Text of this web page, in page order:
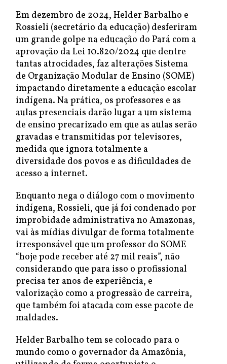
Em dezembro de 2024, Helder Barbalho e
Rossieli (secretário da educação) desferiram
um grande golpe na educação do Pará com a
aprovação da Lei 10.820/2024 que dentre
tantas atrocidades, faz alterações Sistema
de Organização Modular de Ensino (SOME)
impactando diretamente a educação escolar
indígena. Na prática, os professores e as
aulas presenciais darão lugar a um sistema
de ensino precarizado em que as aulas serão
gravadas e transmitidas por televisores,
medida que ignora totalmente a
diversidade dos povos e as dificuldades de
acesso a internet.
Enquanto nega o diálogo com o movimento
indígena, Rossieli, que já foi condenado por
improbidade administrativa no Amazonas,
vai às mídias divulgar de forma totalmente
irresponsável que um professor do SOME
“hoje pode receber até 27 mil reais”, não
considerando que para isso o profissional
precisa ter anos de experiência, e
valorização como a progressão de carreira,
que também foi atacada com esse pacote de
maldades.
Helder Barbalho tem se colocado para o
mundo como o governador da Amazônia,